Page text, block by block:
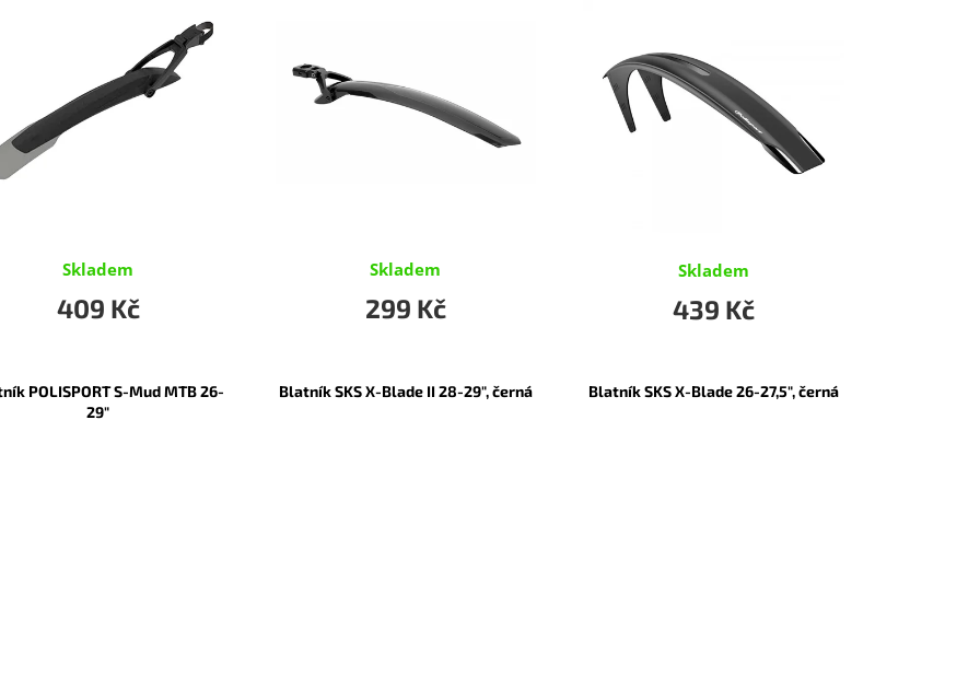
Skladem
409 Kč
Skladem
299 Kč
Skladem
439 Kč
POLISPORT S-Mud MTB 26-
29"
Blatník SKS X-Blade II 28-29", černá Blatník SKS X-Blade 26-27,5", černá